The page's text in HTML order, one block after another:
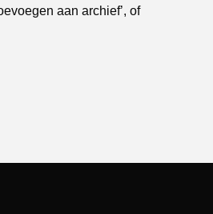
aan archief’, of